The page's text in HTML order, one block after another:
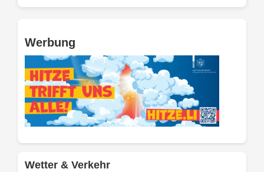
Werbung
Wetter & Verkehr